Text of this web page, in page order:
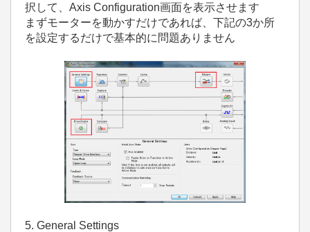
択して、Axis Configuration画面を表示させます
まずモーターを動かすだけであれば、下記の3か所
を設定するだけで基本的に問題ありません
5. General Settings